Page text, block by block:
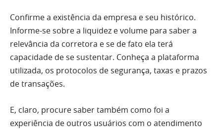
Confirme a existência da empresa e seu histórico.
Informe-se sobre a liquidez e volume para saber a
relevância da corretora e se de fato ela terá
capacidade de se sustentar. Conheça a plataforma
utilizada, os protocolos de segurança, taxas e prazos
de transações.
E, claro, procure saber também como foi a
experiência de outros usuários com o atendimento